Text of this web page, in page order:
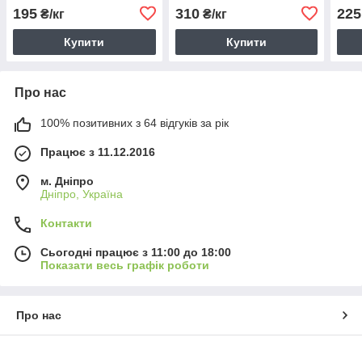
195 ₴/кг
Купити
310₴/кг
Купити
225
Про нас
100% позитивних з 64 відгуків за рік
Працює з 11.12.2016
м. Дніпро
Дніпро, Україна
Контакти
Сьогодні працює з 11:00 до 18:00
Показати весь графік роботи
Про нас